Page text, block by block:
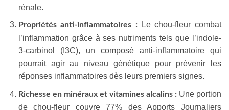
rénale.
Propriétés anti-inflammatoires : Le chou-fleur combat
l’inflammation grâce à ses nutriments tels que l’indole-
3-carbinol (I3C), un composé anti-inflammatoire qui
pourrait agir au niveau génétique pour prévenir les
réponses inflammatoires dès leurs premiers signes.
Richesse en minéraux et vitamines alcalins :Une portion
de chou-fleur couvre 77% des Apports Journaliers